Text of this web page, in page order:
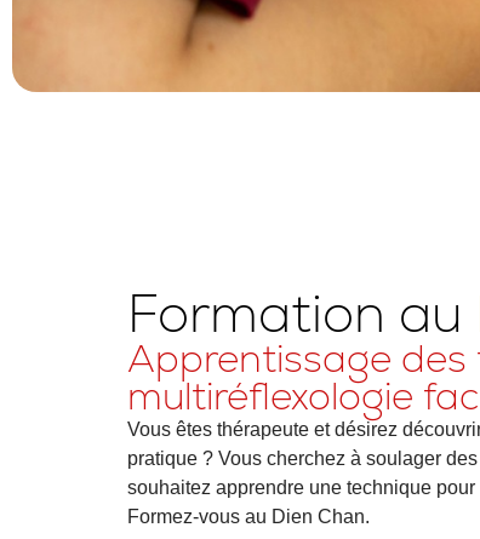
Formation au
Apprentissage des
multiréflexologie
Vous êtes thérapeute et désirez
pratique ? Vous cherchez à soulager
souhaitez apprendre une technique pour
Formez-vous au Dien Chan.